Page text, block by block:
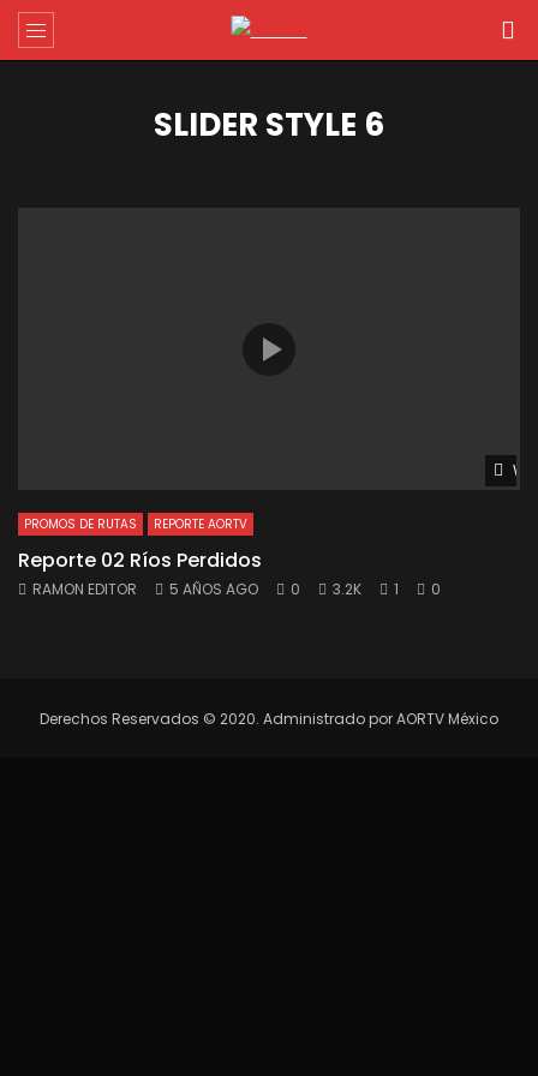
SLIDER STYLE 6
PROMOS DE RUTAS REPORTE AORTV
Reporte 02 Ríos Perdidos
RAMON EDITOR 5 AÑOS AGO 0 3.2K 1 0
Derechos Reservados © 2020. Administrado por AORTV México